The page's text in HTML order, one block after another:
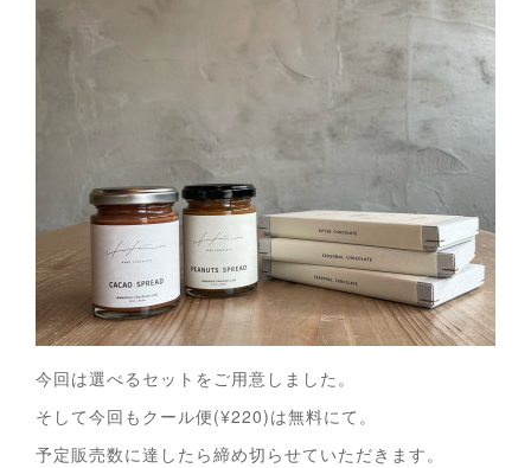
今回は選べるセットをご用意しました。
そして今回もクール便(¥220)は無料にて。
予定販売数に達したら締め切らせていただきます。